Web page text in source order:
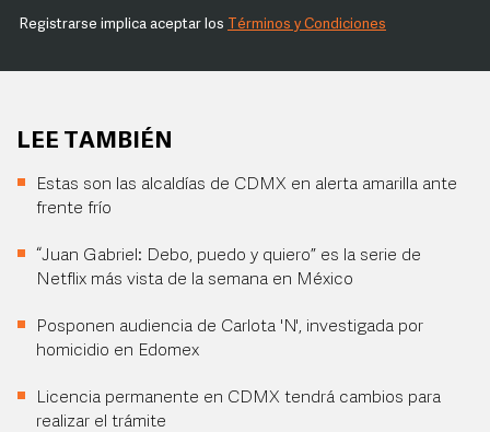
Registrarse implica aceptar los Términos y Condiciones
LEE TAMBIÉN
Estas son las alcaldías de CDMX en alerta amarilla ante
frente frío
“Juan Gabriel: Debo, puedo y quiero” es la serie de
Netflix más vista de la semana en México
Posponen audiencia de Carlota 'N', investigada por
homicidio en Edomex
Licencia permanente en CDMX tendrá cambios para
realizar el trámite